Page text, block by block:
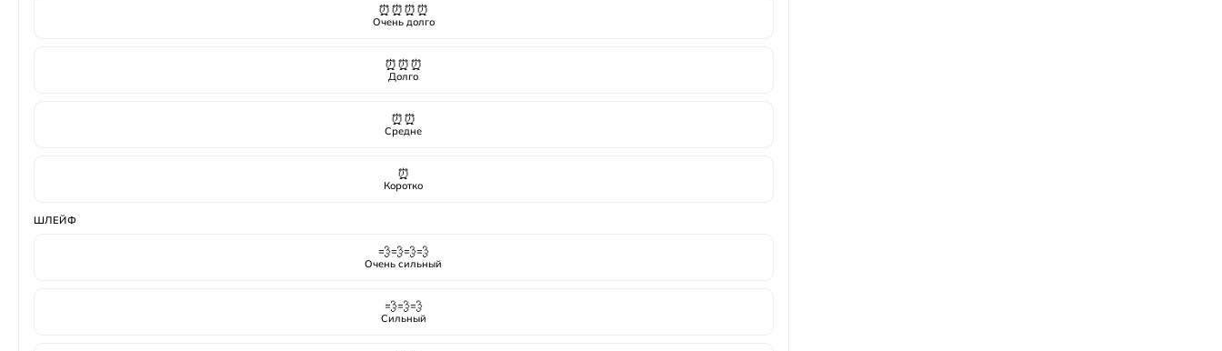
⏰⏰⏰⏰
Очень долго
⏰⏰⏰
Долго
⏰⏰
Средне
⏰
Коротко
ШЛЕЙФ
💨💨💨💨
Очень сильный
💨💨💨
Сильный